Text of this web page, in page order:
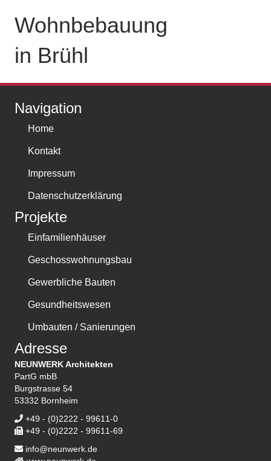
Wohn­bebauung
in Brühl
Navigation
Home
Kontakt
Impressum
Datenschutzerklärung
Projekte
Einfamilienhäuser
Geschosswohnungsbau
Gewerbliche Bauten
Gesundheitswesen
Umbauten / Sanierungen
Adresse
NEUNWERK Architekten
PartG mbB
Burgstrasse 54
53332 Bornheim
+49 - (0)2222 - 99611-0
+49 - (0)2222 - 99611-69
info@neunwerk.de